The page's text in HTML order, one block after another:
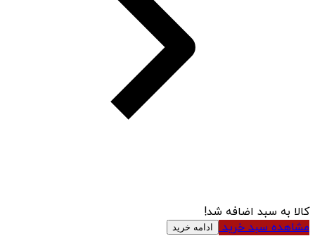
کالا به سبد اضافه شد!
مشاهده سبد خرید ادامه خرید